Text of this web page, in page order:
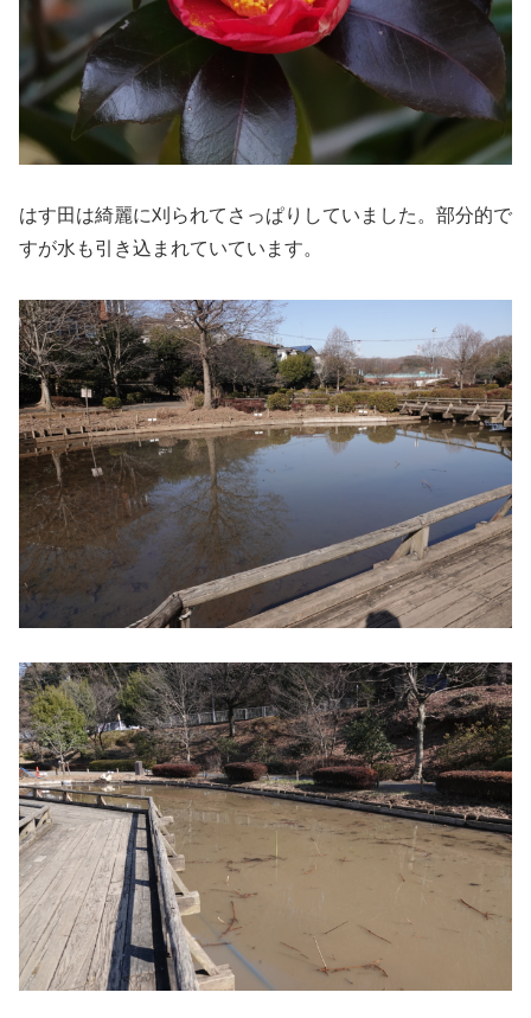
はす田は綺麗に刈られてさっぱりしていました。部分的で
すが水も引き込まれていています。